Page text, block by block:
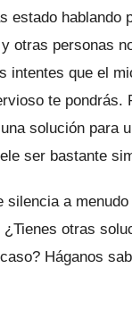
estado hablando
otras personas
intentes que el
te pondrás.
solución para
ser bastante
silencia a
¿Tienes otras
Háganos